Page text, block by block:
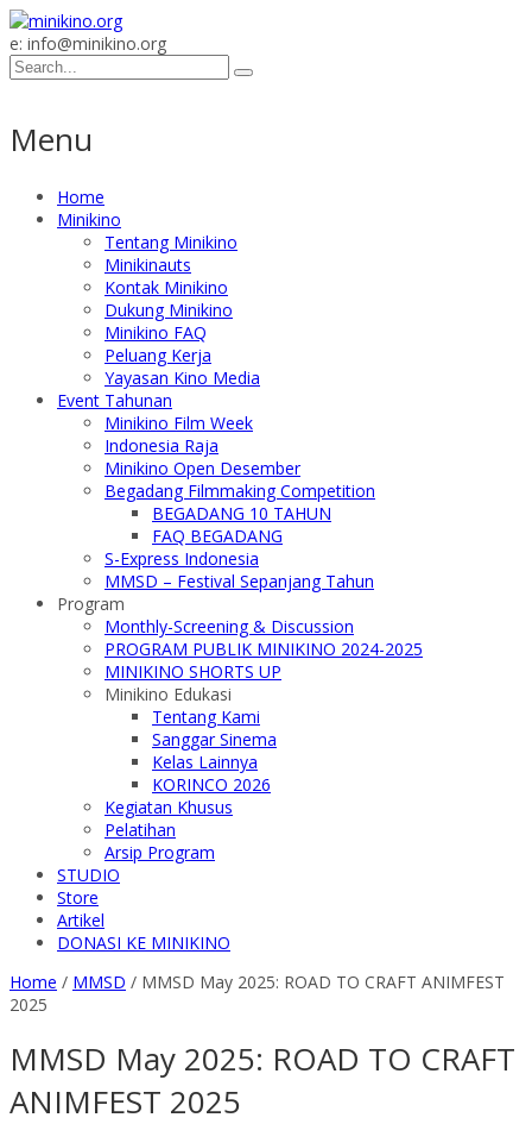
e: info@minikino.org
Menu
Home
Minikino
Tentang Minikino
Minikinauts
Kontak Minikino
Dukung Minikino
Minikino FAQ
Peluang Kerja
Yayasan Kino Media
Event Tahunan
Minikino Film Week
Indonesia Raja
Minikino Open Desember
Begadang Filmmaking Competition
BEGADANG 10 TAHUN
FAQ BEGADANG
S-Express Indonesia
MMSD – Festival Sepanjang Tahun
Program
Monthly-Screening & Discussion
PROGRAM PUBLIK MINIKINO 2024-2025
MINIKINO SHORTS UP
Minikino Edukasi
Tentang Kami
Sanggar Sinema
Kelas Lainnya
KORINCO 2026
Kegiatan Khusus
Pelatihan
Arsip Program
STUDIO
Store
Artikel
DONASI KE MINIKINO
Home / MMSD / MMSD May 2025: ROAD TO CRAFT ANIMFEST
2025
MMSD May 2025: ROAD TO CRAFT
ANIMFEST 2025